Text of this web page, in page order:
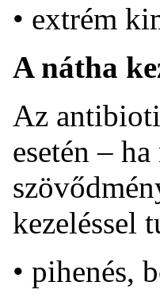
• extrém
A nátha
Az
esetén –
kezeléssel
• pihenés,